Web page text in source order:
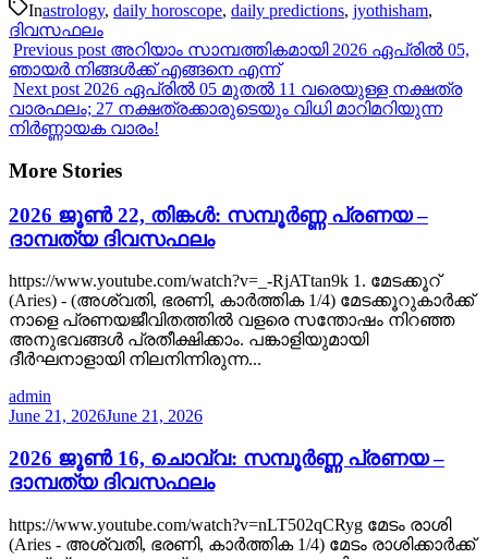
Inastrology, daily horoscope, daily predictions, jyothisham,
ദിവസഫലം
Previous post അറിയാം സാമ്പത്തികമായി 2026 ഏപ്രിൽ 05,
ഞായർ നിങ്ങൾക്ക് എങ്ങനെ എന്ന്
Next post 2026 ഏപ്രിൽ 05 മുതൽ 11 വരെയുള്ള നക്ഷത്ര
വാരഫലം; 27 നക്ഷത്രക്കാരുടെയും വിധി മാറിമറിയുന്ന
നിർണ്ണായക വാരം!
More Stories
2026 ജൂൺ 22, തിങ്കൾ: സമ്പൂർണ്ണ പ്രണയ –
ദാമ്പത്യ ദിവസഫലം
https://www.youtube.com/watch?v=_-RjATtan9k 1. മേടക്കൂറ്
(Aries) - (അശ്വതി, ഭരണി, കാർത്തിക 1/4) മേടക്കൂറുകാർക്ക്
നാളെ പ്രണയജീവിതത്തിൽ വളരെ സന്തോഷം നിറഞ്ഞ
അനുഭവങ്ങൾ പ്രതീക്ഷിക്കാം. പങ്കാളിയുമായി
ദീർഘനാളായി നിലനിന്നിരുന്ന...
admin
June 21, 2026June 21, 2026
2026 ജൂൺ 16, ചൊവ്വ: സമ്പൂർണ്ണ പ്രണയ –
ദാമ്പത്യ ദിവസഫലം
https://www.youtube.com/watch?v=nLT502qCRyg മേടം രാശി
(Aries - അശ്വതി, ഭരണി, കാർത്തിക 1/4) മേടം രാശിക്കാർക്ക്